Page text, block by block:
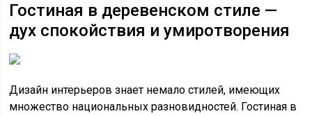
Гостиная в деревенском стиле —
дух спокойствия и умиротворения
Дизайн интерьеров знает немало стилей, имеющих
множество национальных разновидностей. Гостиная в